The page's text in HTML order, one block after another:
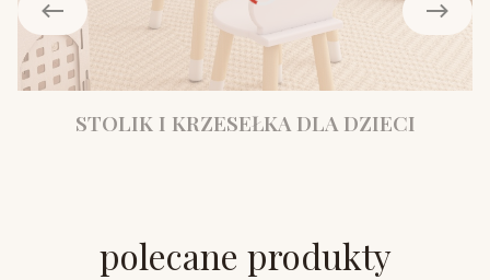
STOLIK I KRZESEŁKA DLA DZIECI
polecane produkty